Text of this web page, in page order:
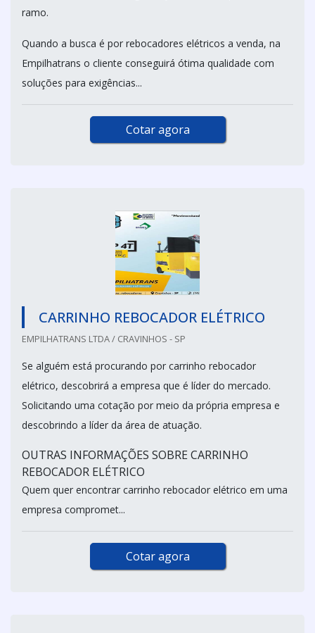
ramo.
Quando a busca é por rebocadores elétricos a venda, na
Empilhatrans o cliente conseguirá ótima qualidade com
soluções para exigências...
Cotar agora
CARRINHO REBOCADOR ELÉTRICO
EMPILHATRANS LTDA / CRAVINHOS - SP
Se alguém está procurando por carrinho rebocador
elétrico, descobrirá a empresa que é líder do mercado.
Solicitando uma cotação por meio da própria empresa e
descobrindo a líder da área de atuação.
OUTRAS INFORMAÇÕES SOBRE CARRINHO
REBOCADOR ELÉTRICO
Quem quer encontrar carrinho rebocador elétrico em uma
empresa compromet...
Cotar agora